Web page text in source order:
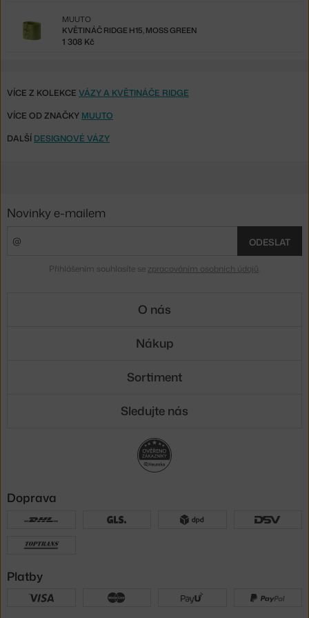
KVĚTINÁČ RIDGE H15, MOSS GREEN
MUUTO
1 308 Kč
VÍCE Z KOLEKCE VÁZY A KVĚTINÁČE RIDGE
VÍCE OD ZNAČKY MUUTO
DALŠÍ DESIGNOVÉ VÁZY
Novinky e-mailem
ODESLAT
Přihlášením souhlasíte se zpracováním osobních údajů
O nás
Nákup
Sortiment
Sledujte nás
Doprava
Platby